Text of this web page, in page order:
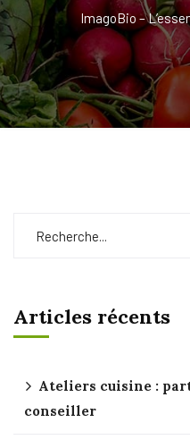
ImagoBio –
Articles récents
Ateliers cuisine :
conseiller